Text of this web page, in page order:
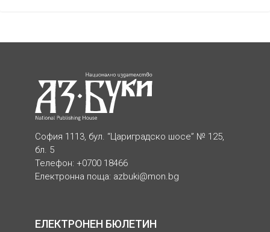
София 1113, бул. “Цариградско шосе” № 125,
бл. 5
Телефон: +0700 18466
Електронна поща: azbuki@mon.bg
ЕЛЕКТРОНЕН БЮЛЕТИН